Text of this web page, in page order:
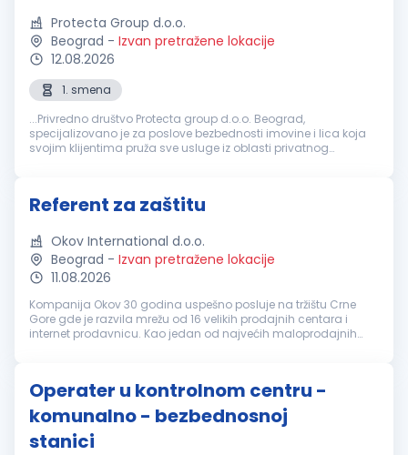
Protecta Group d.o.o.
Beograd - Izvan pretražene lokacije
12.08.2026
1. smena
...Privredno društvo Protecta group d.o.o. Beograd,
specijalizovano je za poslove bezbednosti imovine i lica koja
svojim klijentima pruža sve usluge iz oblasti privatnog
Referent za zaštitu
Okov International d.o.o.
Beograd - Izvan pretražene lokacije
11.08.2026
Kompanija Okov 30 godina uspešno posluje na tržištu Crne
Gore gde je razvila mrežu od 16 velikih prodajnih centara i
internet prodavnicu. Kao jedan od najvećih maloprodajnih
Operater u kontrolnom centru -
komunalno - bezbednosnoj
stanici